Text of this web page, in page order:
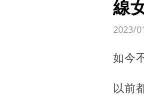
線
2023/
如今
以前